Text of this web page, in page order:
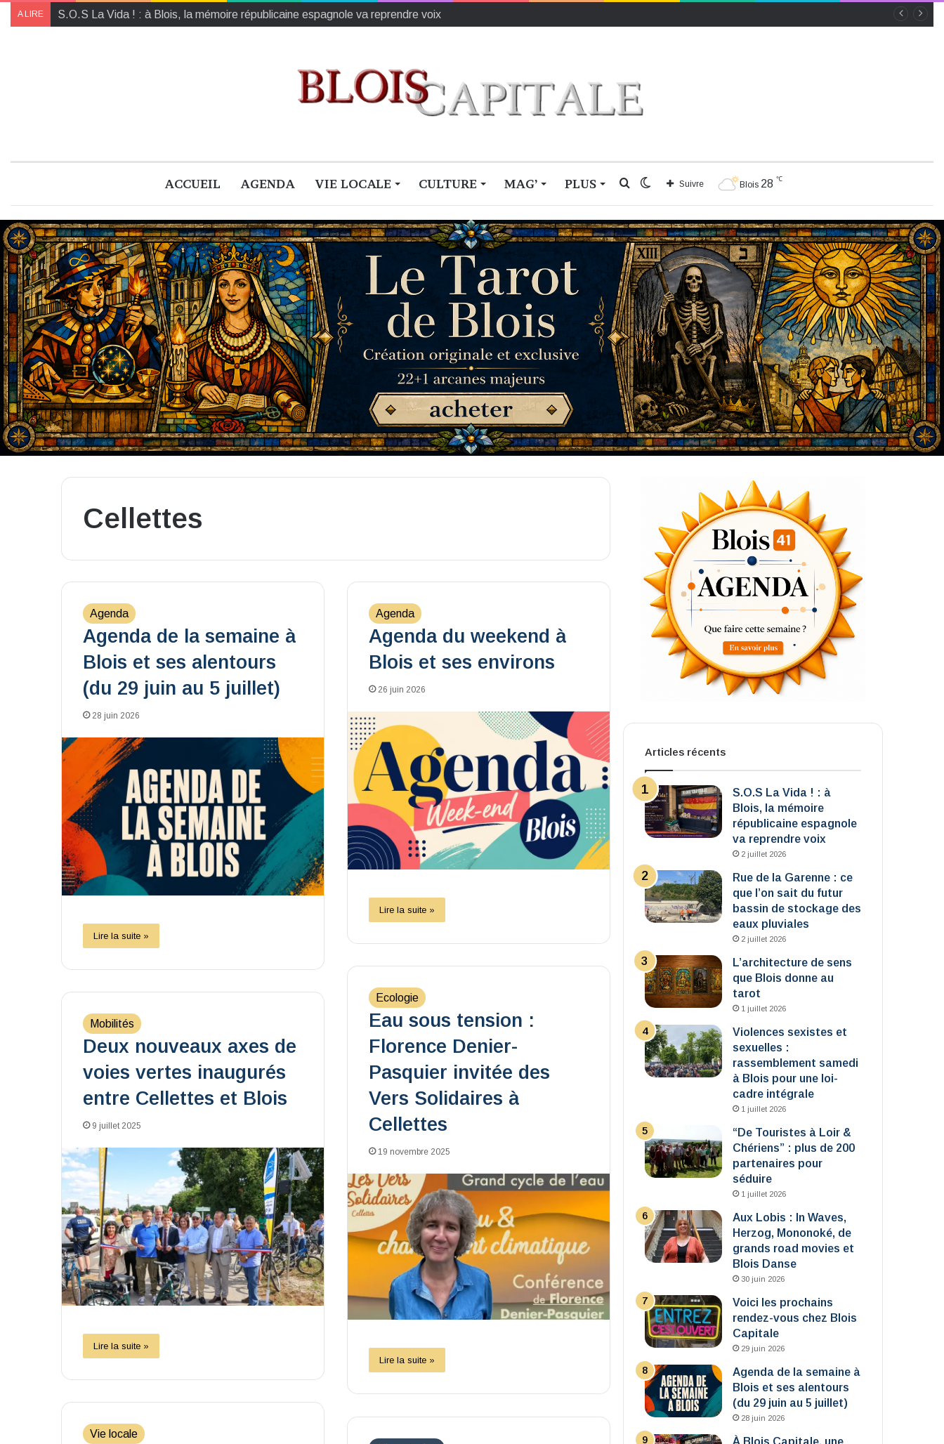
A LIRE Rue de la Garenne : ce que l’on sait du futur bassin de stockage des eaux pluviales
ACCUEIL AGENDA VIE LOCALE CULTURE MAG’ PLUS Blois 28 ℃
Suivre
Switch
skin
Rechercher
Cellettes
Agenda
Agenda de la semaine à
Blois et ses alentours
(du 29 juin au 5 juillet)
28 juin 2026
Lire la suite »
Agenda
Agenda du weekend à
Blois et ses environs
26 juin 2026
Lire la suite »
Ecologie
Eau sous tension :
Florence Denier-
Pasquier invitée des
Vers Solidaires à
Cellettes
19 novembre 2025
Lire la suite »
Mobilités
Deux nouveaux axes de
voies vertes inaugurés
entre Cellettes et Blois
9 juillet 2025
Lire la suite »
Vie locale
Articles récents
S.O.S La Vida ! : à
Blois, la mémoire
républicaine espagnole
va reprendre voix
2 juillet 2026
Rue de la Garenne : ce
que l’on sait du futur
bassin de stockage des
eaux pluviales
2 juillet 2026
L’architecture de sens
que Blois donne au
tarot
1 juillet 2026
Violences sexistes et
sexuelles :
rassemblement samedi
à Blois pour une loi-
cadre intégrale
1 juillet 2026
“De Touristes à Loir &
Chériens” : plus de 200
partenaires pour
séduire
1 juillet 2026
Aux Lobis : In Waves,
Herzog, Mononoké, de
grands road movies et
Blois Danse
30 juin 2026
Voici les prochains
rendez-vous chez Blois
Capitale
29 juin 2026
Agenda de la semaine à
Blois et ses alentours
(du 29 juin au 5 juillet)
28 juin 2026
À Blois Capitale, une